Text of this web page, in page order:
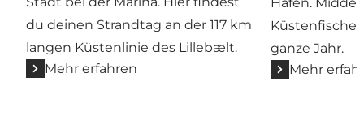
du deinen Strandtag an der 117 km
langen Küstenlinie des Lillebælt.
Mehr erfahren
ganze Jahr.
Mehr